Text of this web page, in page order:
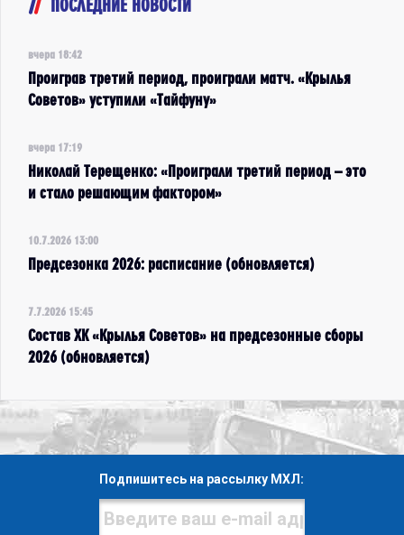
ПОСЛЕДНИЕ НОВОСТИ
вчера 18:42
Проиграв третий период, проиграли матч. «Крылья
Советов» уступили «Тайфуну»
вчера 17:19
Николай Терещенко: «Проиграли третий период – это
и стало решающим фактором»
10.7.2026 13:00
Предсезонка 2026: расписание (обновляется)
7.7.2026 15:45
Состав ХК «Крылья Советов» на предсезонные сборы
2026 (обновляется)
Подпишитесь на рассылку МХЛ: